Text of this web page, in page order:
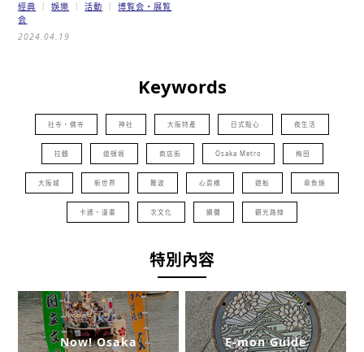
經典 娛樂 活動
博覧会・展覧
会
2024.04.19
Keywords
社寺・佛寺 神社 大阪特產 日式點心 夜生活
拉麵 道頓堀 商店街 Osaka Metro 梅田
大阪城 新世界 難波 心斎橋 遊船 章魚燒
卡通・漫畫 次文化 續攤 觀光路線
特別內容
Now! Osaka E-mon Guide